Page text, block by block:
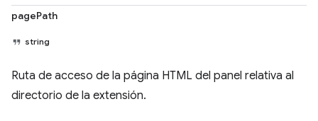
pagePath
string
Ruta de acceso de la página HTML del panel relativa al
directorio de la extensión.